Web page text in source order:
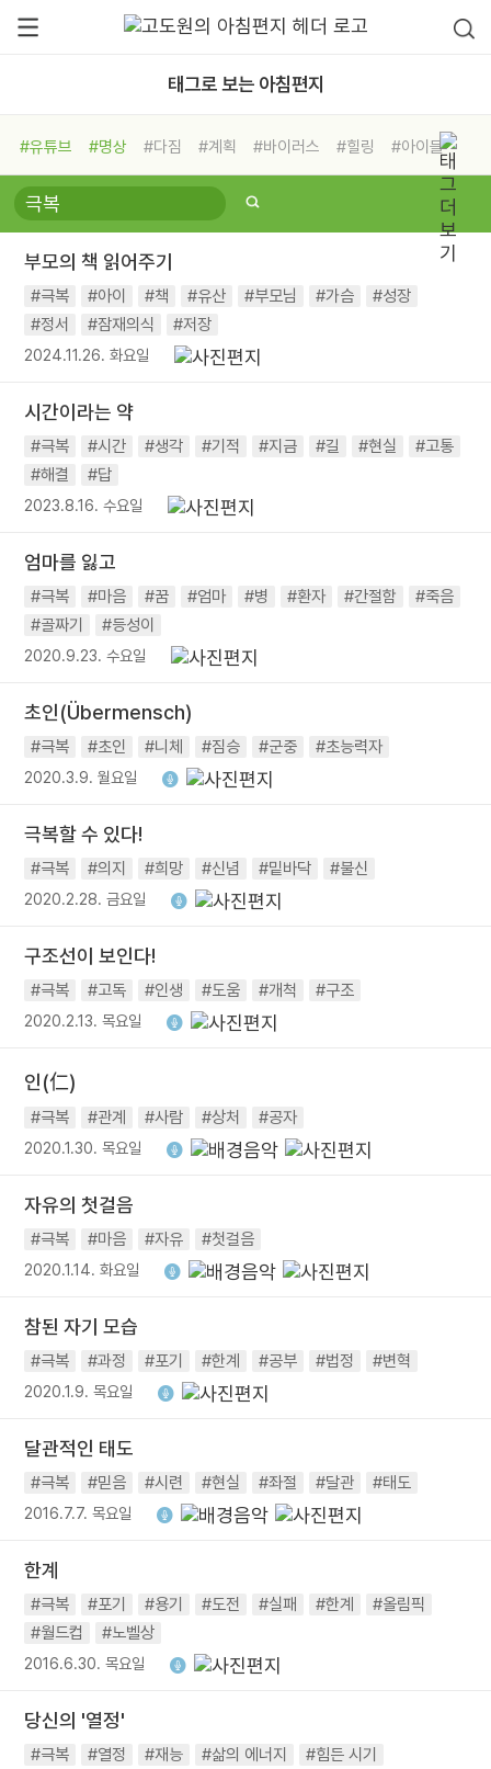
태그로 보는 아침편지
#유튜브 #명상 #다짐 #계획 #바이러스 #힐링
#아이들
#비전캠프
#독서캠프 #삶
#희망
#나눔 #친구 #링컨학교
#독서
#건강 #면역력
부모의 책 읽어주기
#극복 #아이 #책 #유산 #부모님 #가슴
#성장
#정서
#잠재의식 #저장
2024.11.26. 화요일
시간이라는 약
#극복 #시간 #생각 #기적 #지금 #길 #현실
#고통
#해결
#답
2023.8.16. 수요일
엄마를 잃고
#극복 #마음 #꿈 #엄마 #병 #환자 #간절함
#죽음
#골짜기
#등성이
2020.9.23. 수요일
초인(Übermensch)
#극복 #초인 #니체 #짐승 #군중 #초능력자
2020.3.9. 월요일
극복할 수 있다!
#극복 #의지 #희망 #신념 #밑바닥 #불신
2020.2.28. 금요일
구조선이 보인다!
#극복 #고독 #인생 #도움 #개척 #구조
2020.2.13. 목요일
인(仁)
#극복 #관계 #사람 #상처 #공자
2020.1.30. 목요일
자유의 첫걸음
#극복 #마음 #자유 #첫걸음
2020.1.14. 화요일
참된 자기 모습
#극복 #과정 #포기 #한계 #공부 #법정 #변혁
2020.1.9. 목요일
달관적인 태도
#극복 #믿음 #시련 #현실 #좌절 #달관 #태도
2016.7.7. 목요일
한계
#극복 #포기 #용기 #도전 #실패 #한계
#올림픽
#월드컵
#노벨상
2016.6.30. 목요일
당신의 '열정'
#극복 #열정 #재능 #삶의 에너지
#힘든 시기